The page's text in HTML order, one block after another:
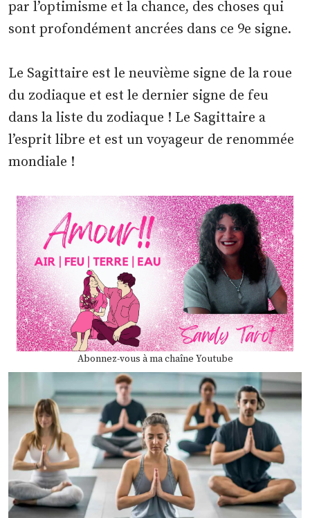
par l’optimisme et la chance, des choses qui
sont profondément ancrées dans ce 9e signe.
Le Sagittaire est le neuvième signe de la roue
du zodiaque et est le dernier signe de feu
dans la liste du zodiaque ! Le Sagittaire a
l’esprit libre et est un voyageur de renommée
mondiale !
Abonnez-vous à ma chaîne Youtube